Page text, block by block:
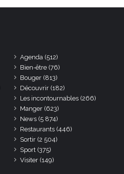
Agenda (512)
Bien-être (76)
Bouger (813)
Découvrir (182)
Les incontournables (266)
Manger (623)
News (5 874)
Restaurants (446)
Sortir (2 504)
Sport (375)
Visiter (149)